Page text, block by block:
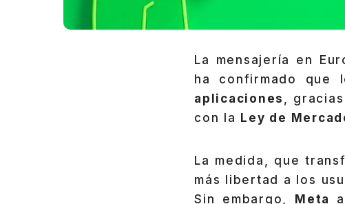
La mensajería en
ha confirmado que
aplicaciones ,
con la Ley de
La medida, que
más libertad a los
Sin embargo, Meta